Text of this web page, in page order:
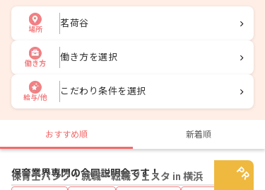
場所
茗荷谷
働き方
働き方を選択
給与/他
こだわり条件を選択
おすすめ順 新着順
保育士バンク！就職・転職フェスタ in 横浜
保育業界専門の合同説明会です！